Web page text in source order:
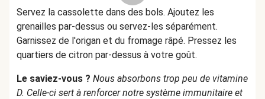
Servez la cassolette dans des bols. Ajoutez les
grenailles par-dessus ou servez-les séparément.
Garnissez de l'origan et du fromage râpé. Pressez les
quartiers de citron par-dessus à votre goût.
Le saviez-vous ? Nous absorbons trop peu de vitamine
D. Celle-ci sert à renforcer notre système immunitaire et